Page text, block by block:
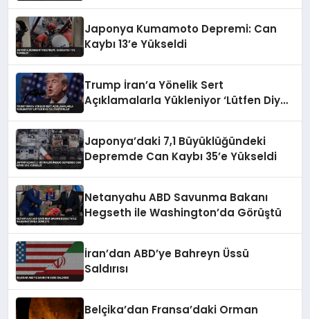
Japonya Kumamoto Depremi: Can
Kaybı 13’e Yükseldi
Trump İran’a Yönelik Sert
Açıklamalarla Yükleniyor ‘Lütfen Diye
Japonya’daki 7,1 Büyüklüğündeki
Depremde Can Kaybı 35’e Yükseldi
Netanyahu ABD Savunma Bakanı
Hegseth ile Washington’da Görüştü
İran’dan ABD’ye Bahreyn Üssü
Saldırısı
Belçika’dan Fransa’daki Orman